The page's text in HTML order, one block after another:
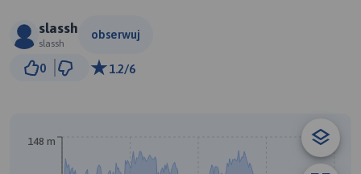
slassh
slassh
obserwuj
0 1.2/6
148 m